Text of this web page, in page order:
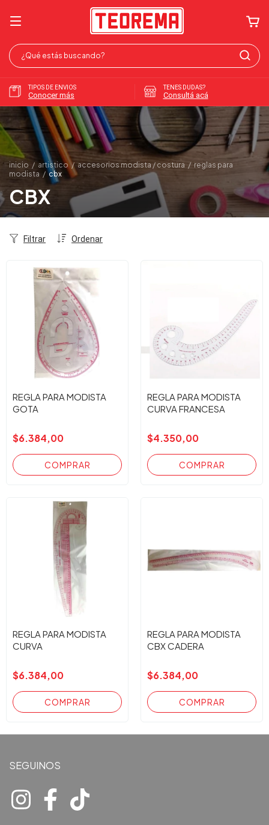
TIPOS DE ENVIOS
Conocer más
TENES DUDAS?
Consultá acá
inicio / artistico / accesorios modista / costura / reglas para
modista / cbx
CBX
Ordenar
Filtrar
REGLA PARA MODISTA
GOTA
$6.384,00
REGLA PARA MODISTA
CURVA FRANCESA
$4.350,00
REGLA PARA MODISTA
CURVA
$6.384,00
REGLA PARA MODISTA
CBX CADERA
$6.384,00
SEGUINOS